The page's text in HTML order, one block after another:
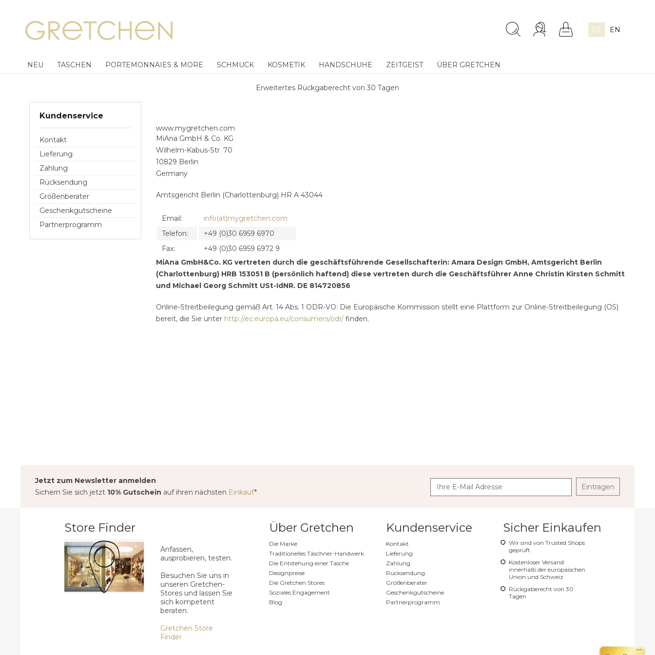
DE EN
NEU TASCHEN PORTEMONNAIES & MORE SCHMUCK KOSMETIK HANDSCHUHE ZEITGEIST ÜBER GRETCHEN
Erweitertes Rückgaberecht von 30 Tagen
Kundenservice
Kontakt
Lieferung
Zahlung
Rücksendung
Größenberater
Geschenkgutscheine
Partnerprogramm
www.mygretchen.com
MiAna GmbH & Co. KG
Wilhelm-Kabus-Str. 70
10829 Berlin
Germany
Amtsgericht Berlin (Charlottenburg) HR A 43044
Email:
info(at)mygretchen.com
Telefon:
+49 (0)30 6959 6970
Fax:
+49 (0)30 6959 6972 9
MiAna GmbH&Co. KG vertreten durch die geschäftsführende Gesellschafterin: Amara Design GmbH, Amtsgericht Berlin
(Charlottenburg) HRB 153051 B (persönlich haftend) diese vertreten durch die Geschäftsführer Anne Christin Kirsten Schmitt
und Michael Georg Schmitt USt-IdNR. DE 814720856
Online-Streitbeilegung gemäß Art. 14 Abs. 1 ODR-VO: Die Europäische Kommission stellt eine Plattform zur Online-Streitbeilegung (OS)
bereit, die Sie unter http://ec.europa.eu/consumers/odr/ finden.
Jetzt zum Newsletter anmelden
Sichern Sie sich jetzt 10% Gutschein auf ihren nächsten Einkauf*
Eintragen
Store Finder
Anfassen,
ausprobieren, testen.
Besuchen Sie uns in
unseren Gretchen-
Stores und lassen Sie
sich kompetent
beraten.
Gretchen Store
Finder
Über Gretchen
Die Marke
Traditionelles Täschner-Handwerk
Die Entstehung einer Tasche
Designpreise
Die Gretchen Stores
Soziales Engagement
Blog
Kundenservice
Kontakt
Lieferung
Zahlung
Rücksendung
Größenberater
Geschenkgutscheine
Partnerprogramm
Sicher Einkaufen
Wir sind von Trusted Shops
geprüft
Kostenloser Versand
innerhalb der europäischen
Union und Schweiz
Rückgaberecht von 30
Tagen